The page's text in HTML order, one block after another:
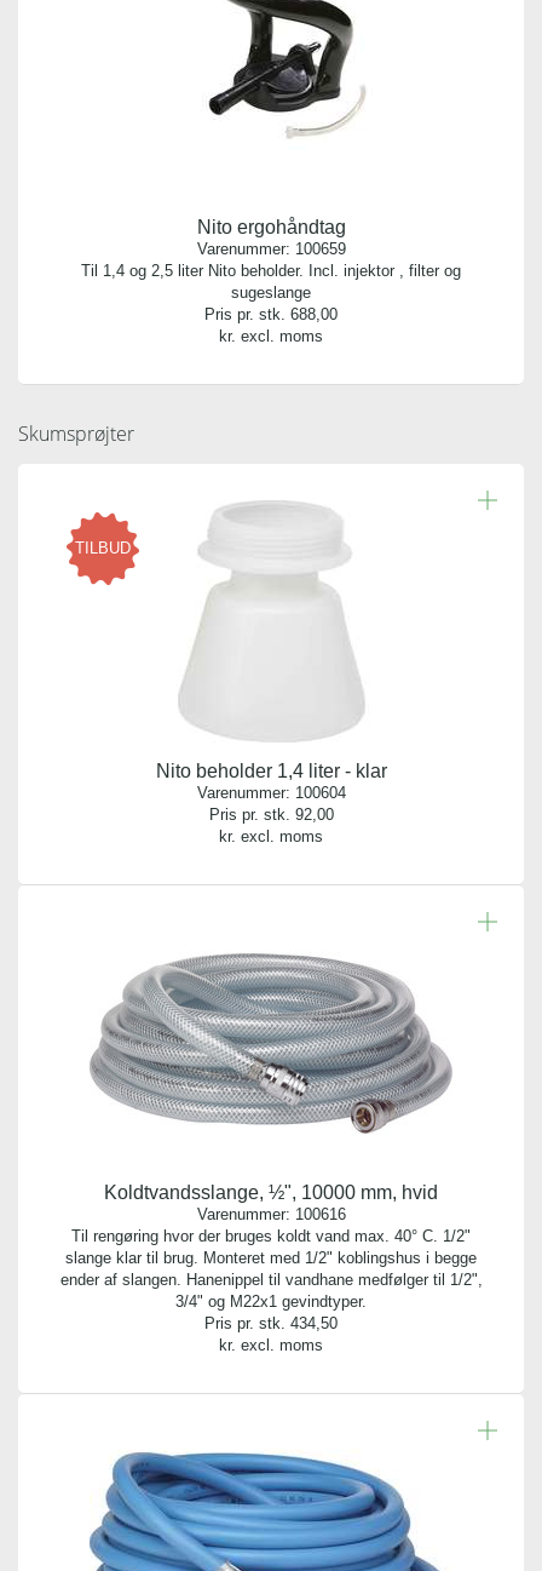
Nito ergohåndtag
Varenummer: 100659
Til 1,4 og 2,5 liter Nito beholder. Incl. injektor , filter og
sugeslange
Pris pr. stk. 688,00
kr. excl. moms
Skumsprøjter
TILBUD
Nito beholder 1,4 liter - klar
Varenummer: 100604
Pris pr. stk. 92,00
kr. excl. moms
Koldtvandsslange, ½", 10000 mm, hvid
Varenummer: 100616
Til rengøring hvor der bruges koldt vand max. 40° C. 1/2"
slange klar til brug. Monteret med 1/2" koblingshus i begge
ender af slangen. Hanenippel til vandhane medfølger til 1/2",
3/4" og M22x1 gevindtyper.
Pris pr. stk. 434,50
kr. excl. moms